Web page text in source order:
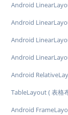
Android
Android
Android
Android
Android
TableLayout ( 表格
Android